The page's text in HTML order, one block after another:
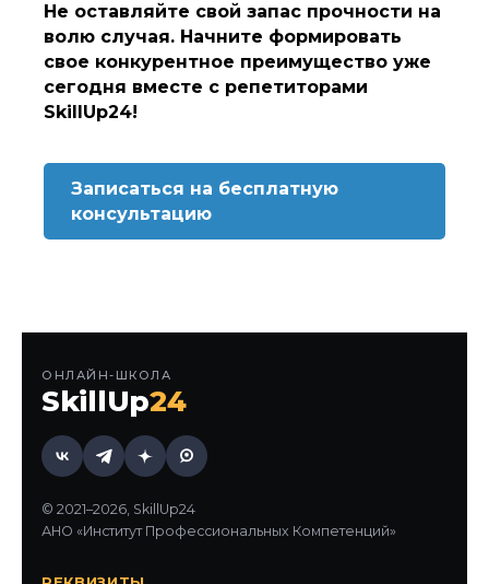
Не оставляйте свой запас прочности на
волю случая. Начните формировать
свое конкурентное преимущество уже
сегодня вместе с репетиторами
SkillUp24!
Записаться на бесплатную
консультацию
ОНЛАЙН-ШКОЛА
SkillUp24
© 2021–2026, SkillUp24
АНО «Институт Профессиональных Компетенций»